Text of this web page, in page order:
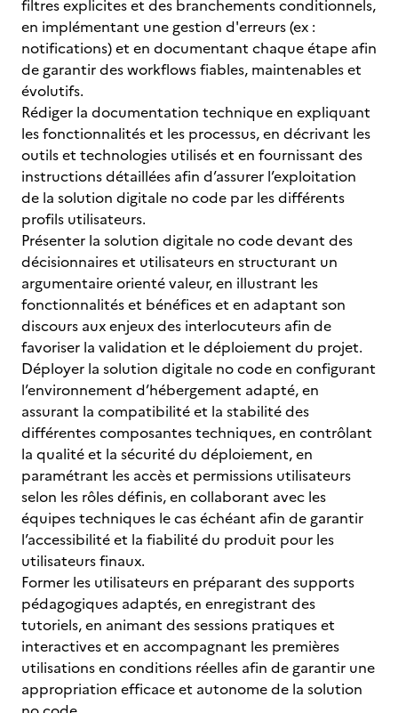
filtres explicites et des branchements conditionnels,
en implémentant une gestion d'erreurs (ex :
notifications) et en documentant chaque étape afin
de garantir des workflows fiables, maintenables et
évolutifs.
Rédiger la documentation technique en expliquant
les fonctionnalités et les processus, en décrivant les
outils et technologies utilisés et en fournissant des
instructions détaillées afin d’assurer l’exploitation
de la solution digitale no code par les différents
profils utilisateurs.
Présenter la solution digitale no code devant des
décisionnaires et utilisateurs en structurant un
argumentaire orienté valeur, en illustrant les
fonctionnalités et bénéfices et en adaptant son
discours aux enjeux des interlocuteurs afin de
favoriser la validation et le déploiement du projet.
Déployer la solution digitale no code en configurant
l’environnement d’hébergement adapté, en
assurant la compatibilité et la stabilité des
différentes composantes techniques, en contrôlant
la qualité et la sécurité du déploiement, en
paramétrant les accès et permissions utilisateurs
selon les rôles définis, en collaborant avec les
équipes techniques le cas échéant afin de garantir
l’accessibilité et la fiabilité du produit pour les
utilisateurs finaux.
Former les utilisateurs en préparant des supports
pédagogiques adaptés, en enregistrant des
tutoriels, en animant des sessions pratiques et
interactives et en accompagnant les premières
utilisations en conditions réelles afin de garantir une
appropriation efficace et autonome de la solution